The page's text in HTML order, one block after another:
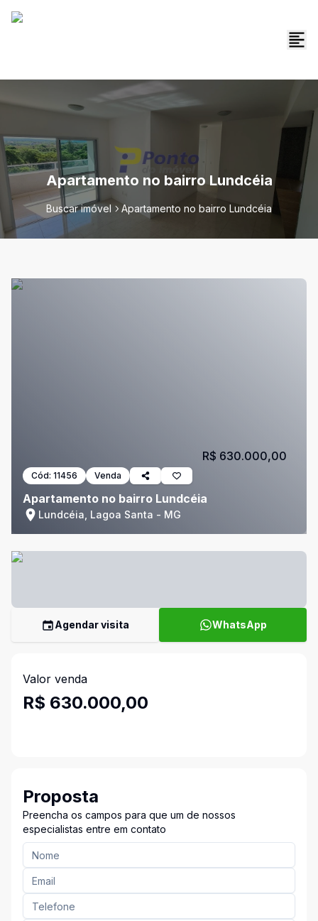
Apartamento no bairro Lundcéia
Buscar imóvel Apartamento no bairro Lundcéia
Cód: 11456 Venda
Apartamento no bairro Lundcéia
Lundcéia, Lagoa Santa - MG
R$ 630.000,00
Agendar visita WhatsApp
Valor venda
R$ 630.000,00
Proposta
Preencha os campos para que um de nossos
especialistas entre em contato